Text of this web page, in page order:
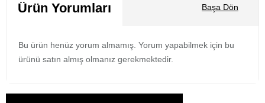
Ürün Yorumları Başa Dön
Bu ürün henüz yorum almamış. Yorum yapabilmek için bu
ürünü satın almış olmanız gerekmektedir.